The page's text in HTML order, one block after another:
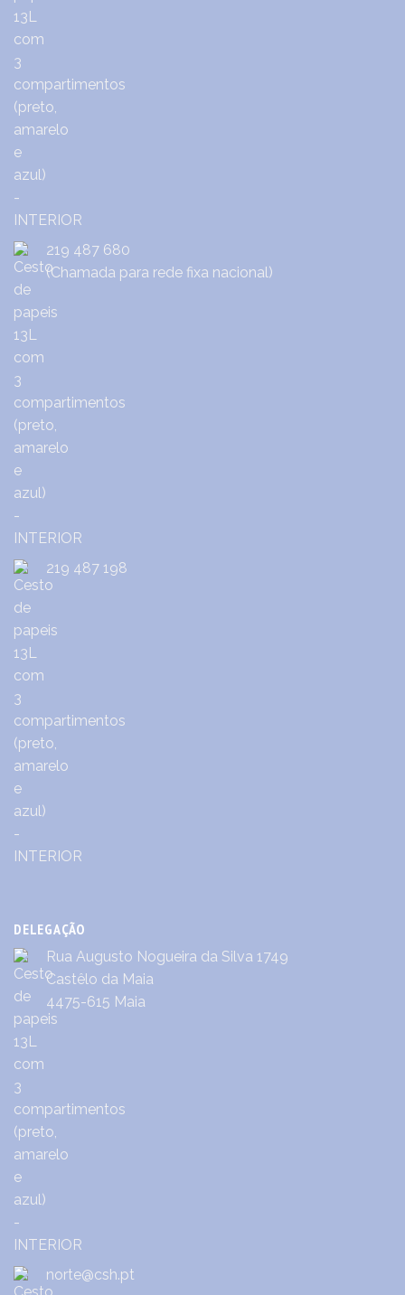
219 487 680
(Chamada para rede fixa nacional)
219 487 198
DELEGAÇÃO
Rua Augusto Nogueira da Silva 1749
Castêlo da Maia
4475-615 Maia
norte@csh.pt